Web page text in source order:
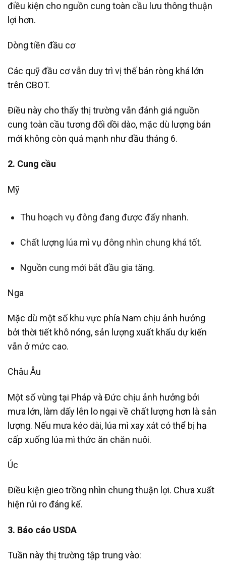
điều kiện cho nguồn cung toàn cầu lưu thông thuận
lợi hơn.
Dòng tiền đầu cơ
Các quỹ đầu cơ vẫn duy trì vị thế bán ròng khá lớn
trên CBOT.
Điều này cho thấy thị trường vẫn đánh giá nguồn
cung toàn cầu tương đối dồi dào, mặc dù lượng bán
mới không còn quá mạnh như đầu tháng 6.
2. Cung cầu
Mỹ
Thu hoạch vụ đông đang được đẩy nhanh.
Chất lượng lúa mì vụ đông nhìn chung khá tốt.
Nguồn cung mới bắt đầu gia tăng.
Nga
Mặc dù một số khu vực phía Nam chịu ảnh hưởng
bởi thời tiết khô nóng, sản lượng xuất khẩu dự kiến
vẫn ở mức cao.
Châu Âu
Một số vùng tại Pháp và Đức chịu ảnh hưởng bởi
mưa lớn, làm dấy lên lo ngại về chất lượng hơn là sản
lượng. Nếu mưa kéo dài, lúa mì xay xát có thể bị hạ
cấp xuống lúa mì thức ăn chăn nuôi.
Úc
Điều kiện gieo trồng nhìn chung thuận lợi. Chưa xuất
hiện rủi ro đáng kể.
3. Báo cáo USDA
Tuần này thị trường tập trung vào: